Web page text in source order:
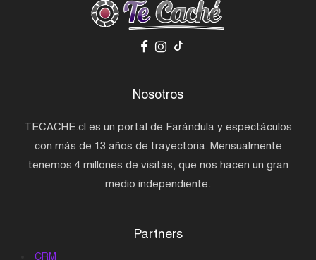
Nosotros
TECACHE.cl es un portal de Farándula y espectáculos
con más de 13 años de trayectoria. Mensualmente
tenemos 4 millones de visitas, que nos hacen un gran
medio independiente.
Partners
CRM